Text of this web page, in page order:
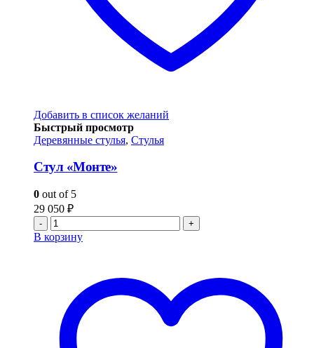
Добавить в список желаний
Быстрый просмотр
Деревянные стулья, Стулья
Стул «Монте»
0 out of 5
29 050 ₽
- +
В корзину